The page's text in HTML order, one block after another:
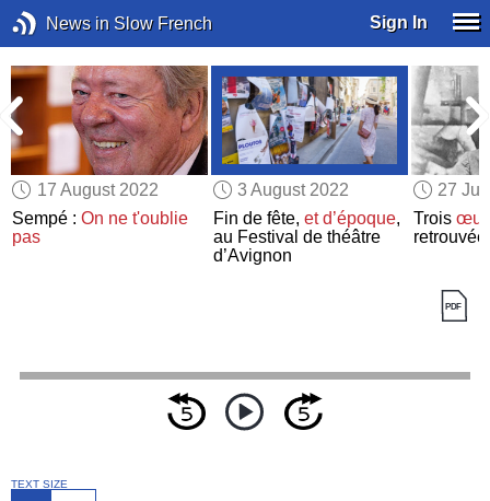
News in Slow French Sign In
17 August 2022
Sempé :On ne t'oublie
pas
3 August 2022
Fin de fête, et d’époque,
au Festival de théâtre
d’Avignon
27
Trois
TEXT SIZE